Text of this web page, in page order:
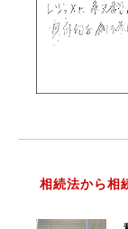
相続法から相